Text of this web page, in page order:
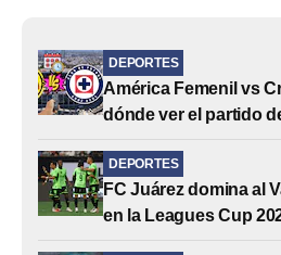
DEPORTES
América Femenil vs
dónde ver el partido
DEPORTES
FC Juárez domina al
en la Leagues Cup